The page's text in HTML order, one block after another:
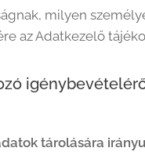
milyen
az Adatkezelő
tárolására